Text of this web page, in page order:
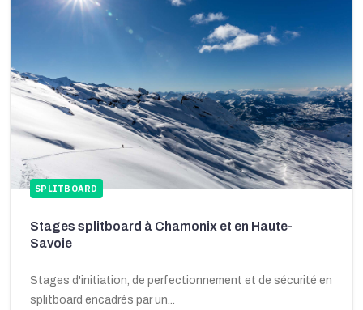
SPLITBOARD
Stages splitboard à Chamonix et en Haute-
Savoie
Stages d'initiation, de perfectionnement et de sécurité en
splitboard encadrés par un...